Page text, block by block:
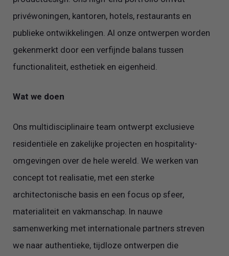
privéwoningen, kantoren, hotels, restaurants en
publieke ontwikkelingen. Al onze ontwerpen worden
gekenmerkt door een verfijnde balans tussen
functionaliteit, esthetiek en eigenheid.
Wat we doen
Ons multidisciplinaire team ontwerpt exclusieve
residentiële en zakelijke projecten en hospitality-
omgevingen over de hele wereld. We werken van
concept tot realisatie, met een sterke
architectonische basis en een focus op sfeer,
materialiteit en vakmanschap. In nauwe
samenwerking met internationale partners streven
we naar authentieke, tijdloze ontwerpen die